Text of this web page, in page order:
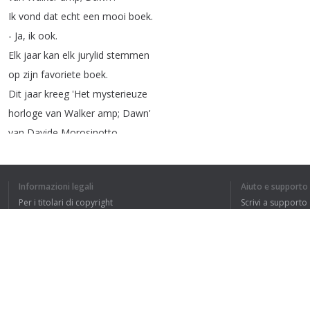
Ik vond dat echt een mooi boek.
- Ja, ik ook.
Elk jaar kan elk jurylid stemmen
op zijn favoriete boek.
Dit jaar kreeg 'Het mysterieuze
horloge van Walker amp; Dawn'
van Davide Morosinotto
een hoge score gegeven
Waarschijnlijk
Informazioni legali
Per i titolari di copyright
Aiuto e supporto
Scrivi a supporto